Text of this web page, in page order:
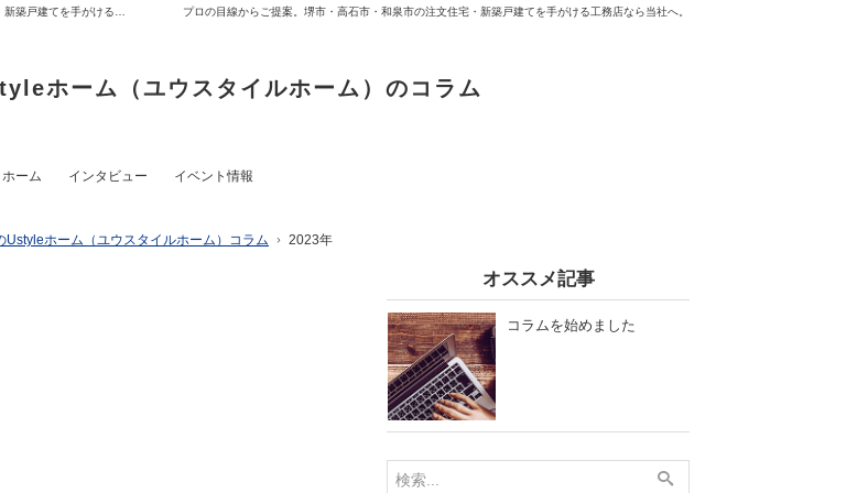
ホーム（ユウスタイルホーム）コラム 2023年
プロの目線からご提案。堺市・高石市・和泉市の注文住宅・新築戸建てを手がける工務店なら当社へ。
ホーム（ユウスタイルホーム）のコラム
オススメ記事
コラムを始めました
ホーム インタビュー イベント情報